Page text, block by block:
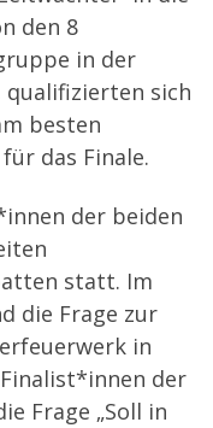
den 8
in der
sich
besten
das Finale.
der beiden
statt. Im
die Frage zur
in
der
Frage „Soll in